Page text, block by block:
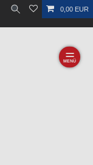
0,00 EUR
☰